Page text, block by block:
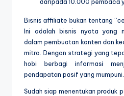
daripada 10.000 pembaca
Bisnis affiliate bukan tentang
Ini adalah bisnis nyata yang
dalam pembuatan konten dan
mitra. Dengan strategi yang
hobi berbagi informasi
pendapatan pasif yang mumpuni.
Sudah siap menentukan produk